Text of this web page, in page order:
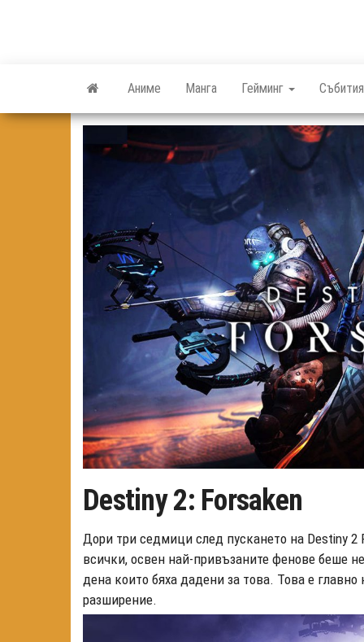
Аниме Манга Гейминг Събития
Destiny 2: Forsaken
Дори три седмици след пускането на Destiny 2
всички, освен най-привъзаните фенове беше
дена които бяха дадени за това. Това е
разширение.